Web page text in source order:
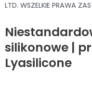
LTD. WSZELKIE PRAWA
silikonowe |
Lyasilicone